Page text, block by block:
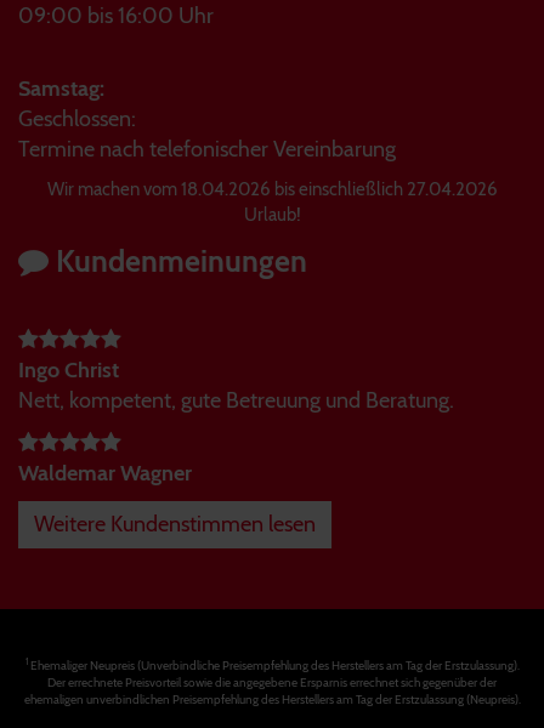
09:00 bis 16:00 Uhr
Samstag:
Geschlossen:
Termine nach telefonischer Vereinbarung
Wir machen vom 18.04.2026 bis einschließlich 27.04.2026
Urlaub!
Kundenmeinungen
Ingo Christ
Nett, kompetent, gute Betreuung und Beratung.
Waldemar Wagner
Weitere Kundenstimmen lesen
1Ehemaliger Neupreis (Unverbindliche Preisempfehlung des Herstellers am Tag der Erstzulassung).
Der errechnete Preisvorteil sowie die angegebene Ersparnis errechnet sich gegenüber der
ehemaligen unverbindlichen Preisempfehlung des Herstellers am Tag der Erstzulassung (Neupreis).